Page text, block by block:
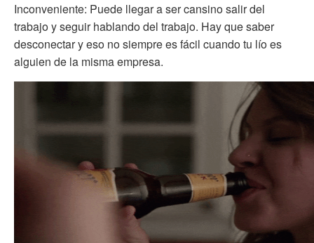
Inconveniente: Puede llegar a ser cansino salir del
trabajo y seguir hablando del trabajo. Hay que saber
desconectar y eso no siempre es fácil cuando tu lío es
alguien de la misma empresa.